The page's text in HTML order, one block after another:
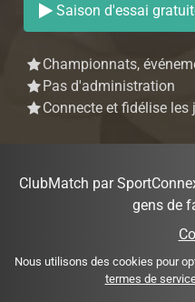
Saison d'essai
Championnats,
Pas d'administration
Connecte et fidélise les
ClubMatch par
gens de
Nous utilisons des cookies pour
termes de